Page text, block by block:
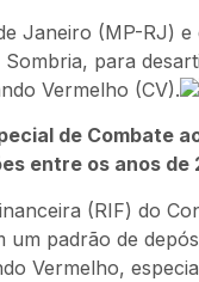
Janeiro (MP-RJ)
para
Vermelho (CV).
de Combate
entre os anos de
(RIF) do
padrão de
Vermelho,